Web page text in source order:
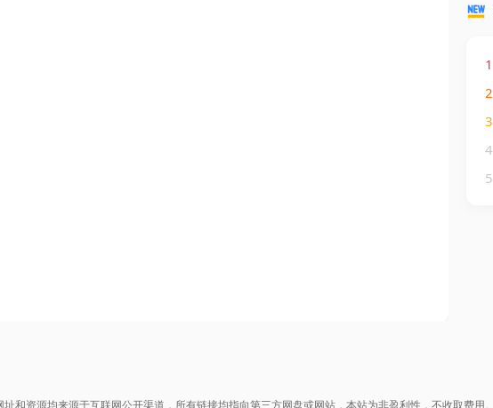
1
2
3
4
5
和资源均来源于互联网公开渠道，所有链接均指向第三方网盘或网站，本站为非盈利性，不收取费用。